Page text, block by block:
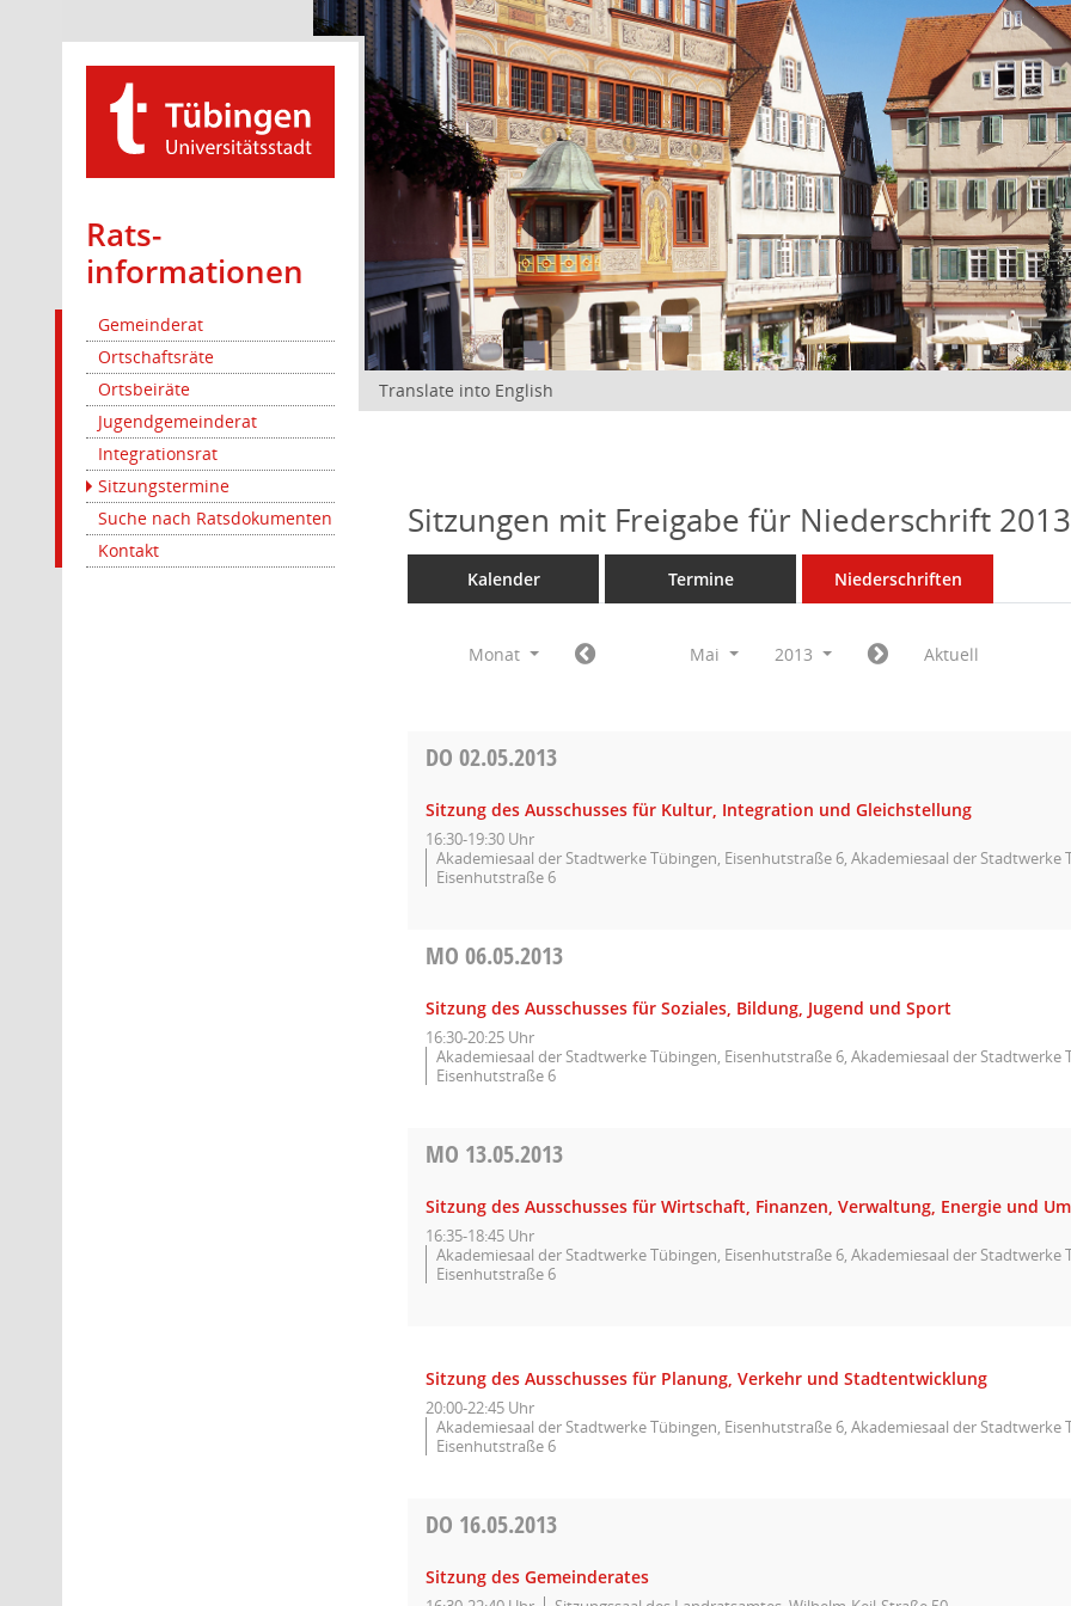
Rats­
informationen
Gemeinderat
Ortschaftsräte
Ortsbeiräte
Jugendgemeinderat
Integrationsrat
Sitzungstermine
Suche nach Ratsdokumenten
Kontakt
Translate into English
Sitzungen mit Freigabe für Niederschrift 2013
Kalender Termine Niederschriften
Monat Mai 2013 Aktuell
DO02.05.2013
Sitzung des Ausschusses für Kultur, Integration und Gleichstellung
16:30-19:30 Uhr
Akademiesaal der Stadtwerke Tübingen, Eisenhutstraße 6, Akademiesaal der Stadtwerke
Eisenhutstraße 6
MO06.05.2013
Sitzung des Ausschusses für Soziales, Bildung, Jugend und Sport
16:30-20:25 Uhr
Akademiesaal der Stadtwerke Tübingen, Eisenhutstraße 6, Akademiesaal der Stadtwerke
Eisenhutstraße 6
MO 13.05.2013
Sitzung des Ausschusses für Wirtschaft, Finanzen, Verwaltung, Energie und
16:35-18:45 Uhr
Akademiesaal der Stadtwerke Tübingen, Eisenhutstraße 6, Akademiesaal der Stadtwerke
Eisenhutstraße 6
Sitzung des Ausschusses für Planung, Verkehr und Stadtentwicklung
20:00-22:45 Uhr
Akademiesaal der Stadtwerke Tübingen, Eisenhutstraße 6, Akademiesaal der Stadtwerke
Eisenhutstraße 6
DO 16.05.2013
Sitzung des Gemeinderates